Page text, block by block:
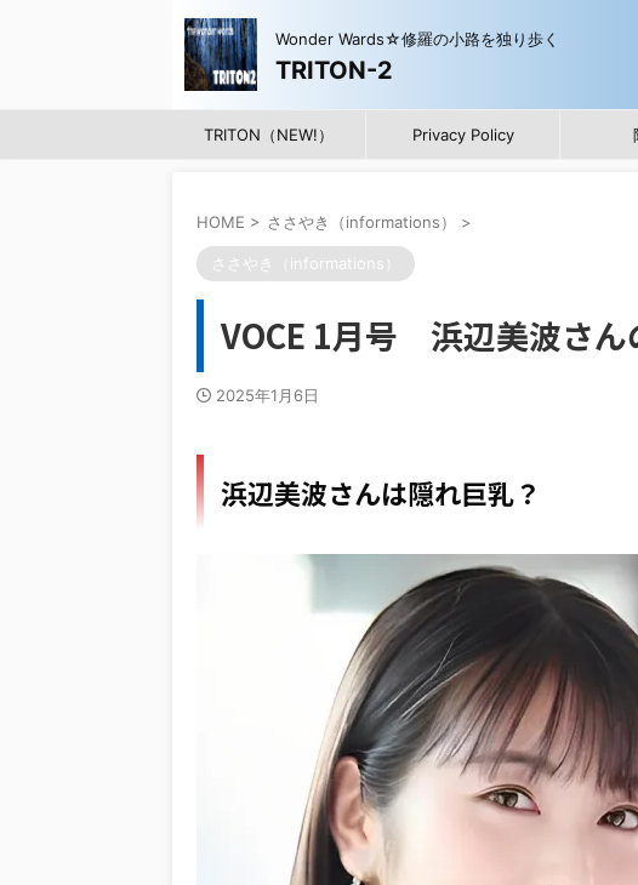
Wonder Wards☆修羅の小路を独り歩く
TRITON-2
TRITON（NEW!） Privacy Policy
HOME > ささやき（informations） >
ささやき（informations）
VOCE 1月号 浜辺美波さん
2025年1月6日
浜辺美波さんは隠れ巨乳？